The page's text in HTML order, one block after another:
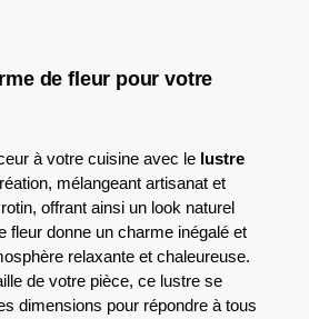
de fleur pour votre
à votre cuisine avec le lustre
mélangeant artisanat et
offrant ainsi un look naturel
fleur donne un charme inégalé et
relaxante et chaleureuse.
de votre pièce, ce lustre se
dimensions pour répondre à tous